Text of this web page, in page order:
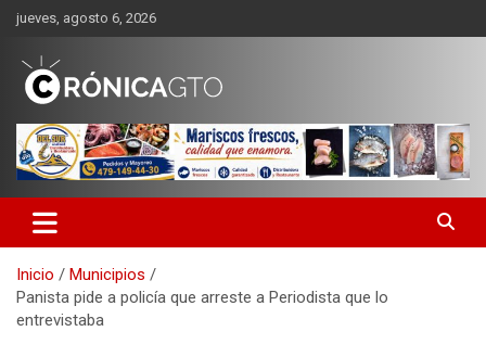
Saltar
contenido
jueves, agosto 6, 2026
CRONICA GUANAJUATO
Inicio
Municipios
Panista pide a policía que arreste a Periodista que lo
entrevistaba